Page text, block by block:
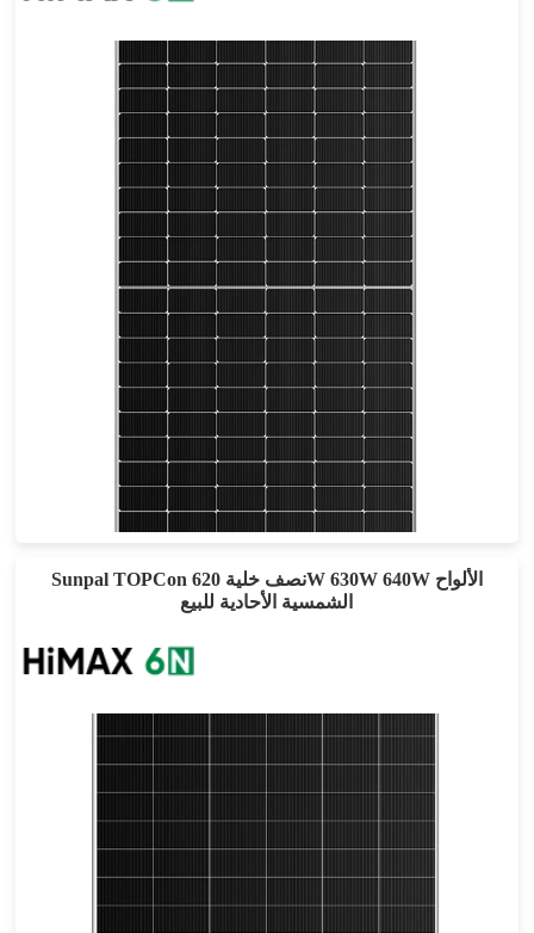
610-640 واط
ضمان الطاقة لمدة 30 عامًا
Sunpal TOPCon نصف خلية 620W 630W 640W الألواح
الشمسية الأحادية للبيع